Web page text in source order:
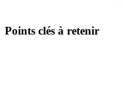
Points clés à retenir